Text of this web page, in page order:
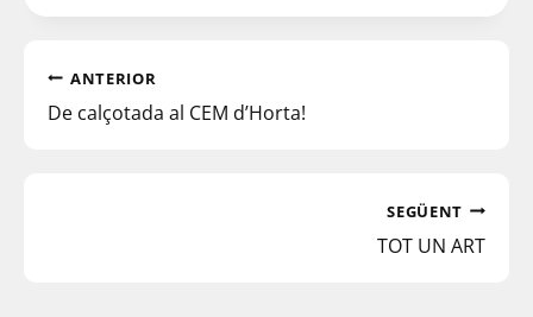
ANTERIOR
De calçotada al CEM d’Horta!
SEGÜENT
TOT UN ART